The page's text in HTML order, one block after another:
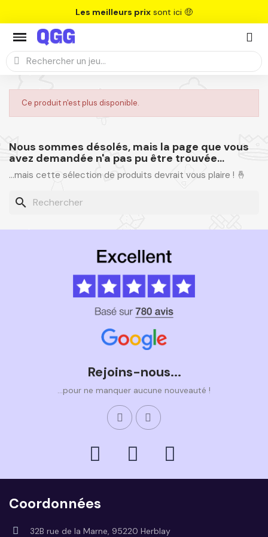
Les meilleurs prix sont ici 🤑
Ce produit n'est plus disponible.
Nous sommes désolés, mais la page que vous
avez demandée n'a pas pu être trouvée...
...mais cette sélection de produits devrait vous plaire ! 🤞
search
Rejoins-nous...
...pour ne manquer aucune nouveauté !
Coordonnées
32B rue de la Marne, 95220 Herblay